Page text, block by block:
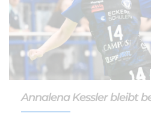
Annalena Kessler bleibt